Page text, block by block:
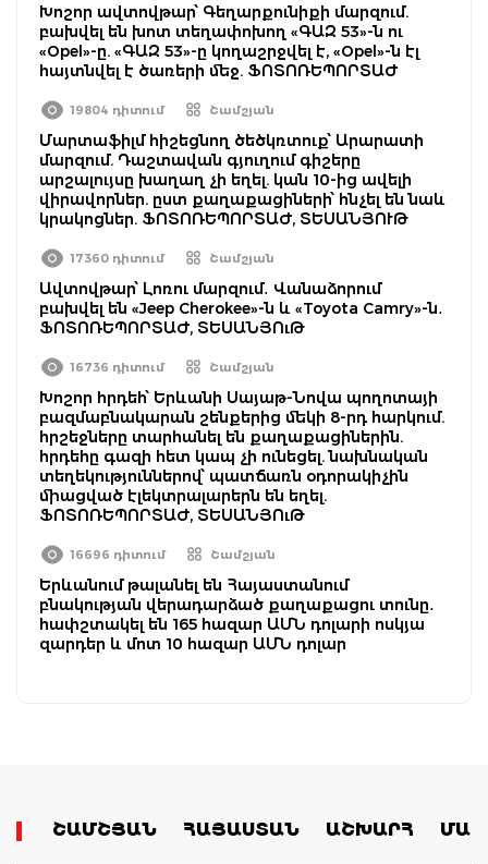
Խոշոր ավտովթար՝ Գեղարքունիքի մարզում.
բախվել են խոտ տեղափոխող «ԳԱԶ 53»-ն ու
«Opel»-ը. «ԳԱԶ 53»-ը կողաշրջվել է, «Opel»-ն էլ
հայտնվել է ծառերի մեջ. ՖՈՏՈՌԵՊՈՐՏԱԺ
19804 դիտում Շամշյան
Մարտաֆիլմ հիշեցնող ծեծկռտուք՝ Արարատի
մարզում. Դաշտավան գյուղում գիշերը
արշալույսը խաղաղ չի եղել. կան 10-ից ավելի
վիրավորներ. ըստ քաղաքացիների՝ հնչել են նաև
կրակոցներ. ՖՈՏՈՌԵՊՈՐՏԱԺ, ՏԵՍԱՆՅՈՒԹ
17360 դիտում Շամշյան
Ավտովթար՝ Լոռու մարզում․ Վանաձորում
բախվել են «Jeep Cherokee»-ն և «Toyota Camry»-ն․
ՖՈՏՈՌԵՊՈՐՏԱԺ, ՏԵՍԱՆՅՈւԹ
16736 դիտում Շամշյան
Խոշոր հրդեհ՝ Երևանի Սայաթ-Նովա պողոտայի
բազմաբնակարան շենքերից մեկի 8-րդ հարկում.
հրշեջները տարհանել են քաղաքացիներին.
հրդեհը գազի հետ կապ չի ունեցել. նախնական
տեղեկություններով՝ պատճառն օդորակիչին
միացված էլեկտրալարերն են եղել.
ՖՈՏՈՌԵՊՈՐՏԱԺ, ՏԵՍԱՆՅՈւԹ
16696 դիտում Շամշյան
Երևանում թալանել են Հայաստանում
բնակության վերադարձած քաղաքացու տունը․
հափշտակել են 165 հազար ԱՄՆ դոլարի ոսկյա
զարդեր և մոտ 10 հազար ԱՄՆ դոլար
ՇԱՄՇՅԱՆ ՀԱՅԱՍՏԱՆ ԱՇԽԱՐՀ